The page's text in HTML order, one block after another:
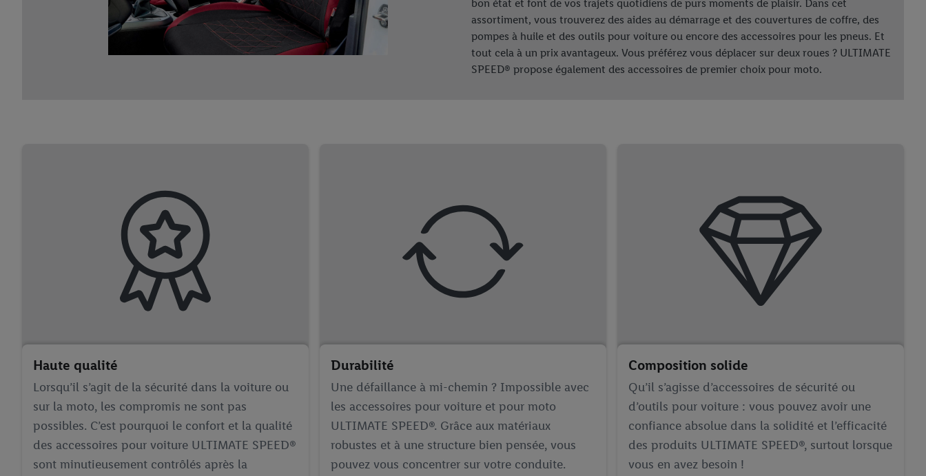
bon état et font de vos trajets quotidiens de purs moments de plaisir. Dans cet
assortiment, vous trouverez des aides au démarrage et des couvertures de coffre, des
pompes à huile et des outils pour voiture ou encore des accessoires pour les pneus. Et
tout cela à un prix avantageux. Vous préférez vous déplacer sur deux roues ? ULTIMATE
SPEED® propose également des accessoires de premier choix pour moto.
Haute qualité
Lorsqu’il s’agit de la sécurité dans la voiture ou
sur la moto, les compromis ne sont pas
possibles. C’est pourquoi le confort et la qualité
des accessoires pour voiture ULTIMATE SPEED®
sont minutieusement contrôlés après la
Durabilité
Une défaillance à mi-chemin ? Impossible avec
les accessoires pour voiture et pour moto
ULTIMATE SPEED®. Grâce aux matériaux
robustes et à une structure bien pensée, vous
pouvez vous concentrer sur votre conduite.
Composition solide
Qu’il s’agisse d’accessoires de sécurité ou
d’outils pour voiture : vous pouvez avoir une
confiance absolue dans la solidité et l’efficacité
des produits ULTIMATE SPEED®, surtout lorsque
vous en avez besoin !